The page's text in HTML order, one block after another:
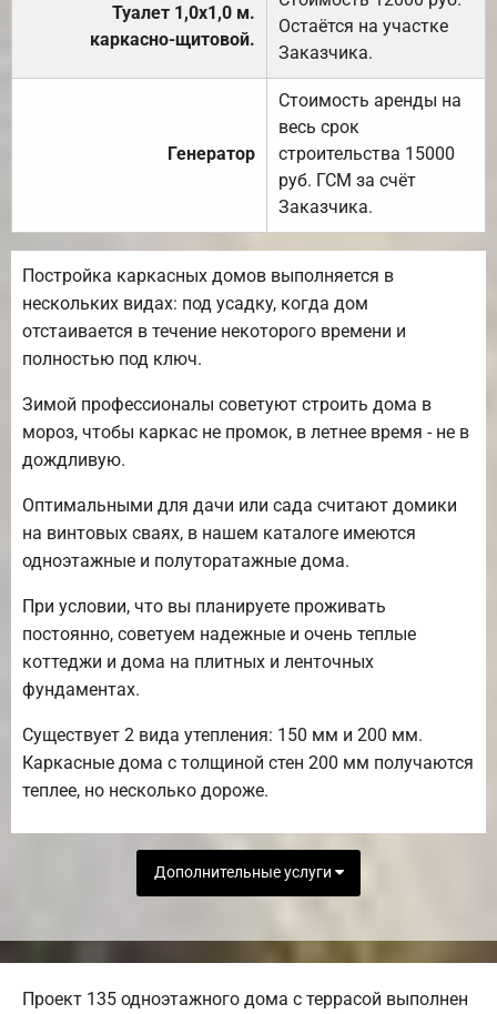
Туалет 1,0х1,0 м.
каркасно-щитовой.
Остаётся на участке
Заказчика.
Генератор
Стоимость аренды на
весь срок
строительства 15000
руб. ГСМ за счёт
Заказчика.
Постройка каркасных домов выполняется в
нескольких видах: под усадку, когда дом
отстаивается в течение некоторого времени и
полностью под ключ.
Зимой профессионалы советуют строить дома в
мороз, чтобы каркас не промок, в летнее время - не в
дождливую.
Оптимальными для дачи или сада считают домики
на винтовых сваях, в нашем каталоге имеются
одноэтажные и полуторатажные дома.
При условии, что вы планируете проживать
постоянно, советуем надежные и очень теплые
коттеджи и дома на плитных и ленточных
фундаментах.
Существует 2 вида утепления: 150 мм и 200 мм.
Каркасные дома с толщиной стен 200 мм получаются
теплее, но несколько дороже.
Дополнительные услуги
Проект 135 одноэтажного дома с террасой выполнен